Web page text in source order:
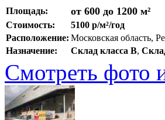
Площадь: от 600 до 1200 м²
Стоимость:
5100 р/м²/год
Расположение: Московская область,
Назначение:
Склад класса B,
Смотреть фото